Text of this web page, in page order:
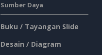
Sumber Daya
Buku / Tayangan Slide
Desain / Diagram